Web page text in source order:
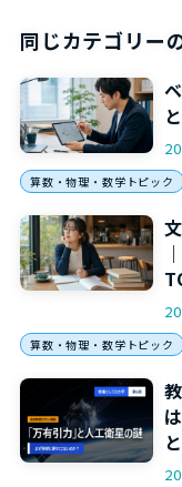
同じカテゴリー
算数・物理・数学トピック
算数・物理・数学トピック